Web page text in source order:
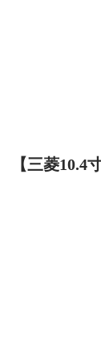
【三菱10.4